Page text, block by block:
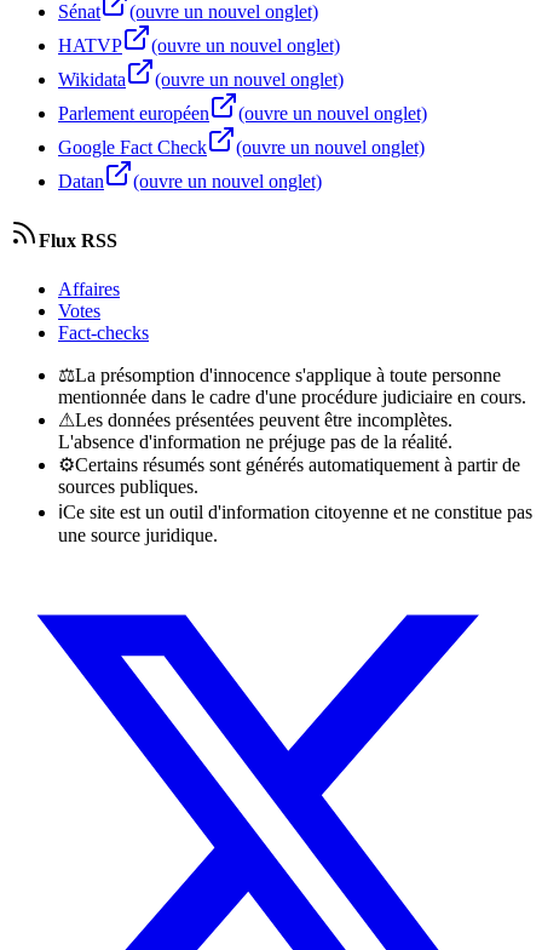
Sénat
(ouvre un nouvel onglet)
HATVP
(ouvre un nouvel onglet)
Wikidata
(ouvre un nouvel onglet)
Parlement européen
(ouvre un nouvel onglet)
Google Fact Check
(ouvre un nouvel onglet)
Datan
(ouvre un nouvel onglet)
Flux RSS
Affaires
Votes
Fact-checks
⚖La présomption d'innocence s'applique à toute personne
mentionnée dans le cadre d'une procédure judiciaire en cours.
⚠Les données présentées peuvent être incomplètes.
L'absence d'information ne préjuge pas de la réalité.
⚙Certains résumés sont générés automatiquement à partir de
sources publiques.
ℹCe site est un outil d'information citoyenne et ne constitue pas
une source juridique.